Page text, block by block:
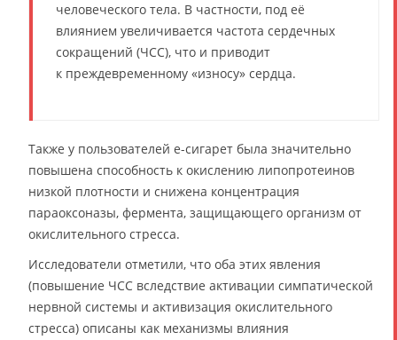
человеческого тела. В частности, под её
влиянием увеличивается частота сердечных
сокращений (ЧСС), что и приводит
к преждевременному «износу» сердца.
Также у пользователей e-сигарет была значительно
повышена способность к окислению липопротеинов
низкой плотности и снижена концентрация
параоксоназы, фермента, защищающего организм от
окислительного стресса.
Исследователи отметили, что оба этих явления
(повышение ЧСС вследствие активации симпатической
нервной системы и активизация окислительного
стресса) описаны как механизмы влияния